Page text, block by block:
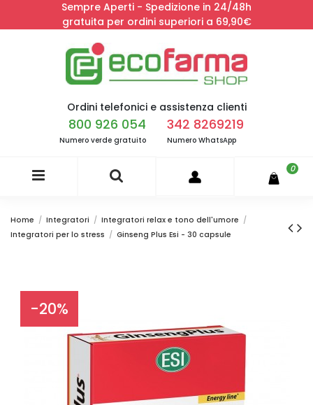
Sempre Aperti - Spedizione in 24/48h
gratuita per ordini superiori a 69,90€
Ordini telefonici e assistenza clienti
800 926 054
Numero verde gratuito
342 8269219
Numero WhatsApp
0
Home Integratori
Integratori relax e tono dell'umore
Integratori per lo stress
Ginseng Plus Esi - 30 capsule
-20%